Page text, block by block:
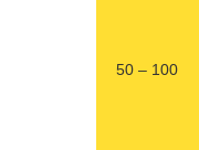
50 – 100